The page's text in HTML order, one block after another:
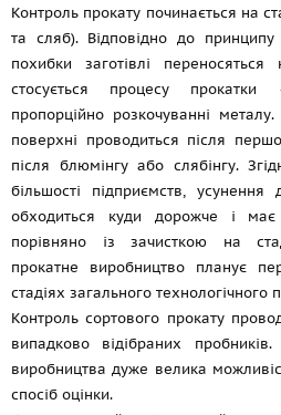
Контроль прокату починається на
та сляб). Відповідно до принципу
похибки заготівлі
стосується процесу
пропорційно розкочуванні
поверхні проводиться після
після блюмінгу або слябінгу.
більшості підприємств, усунення
обходиться куди дорожче і має
порівняно із зачисткою на
прокатне виробництво планує
стадіях загального технологічного
Контроль сортового прокату
випадково відібраних
виробництва дуже велика
спосіб оцінки.